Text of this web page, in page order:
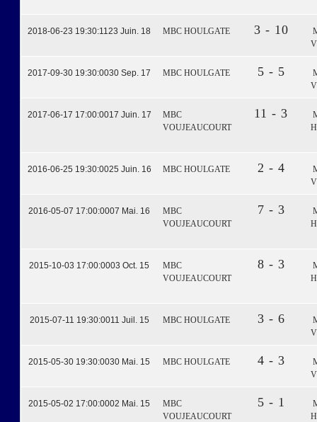
2018-06-23 19:30:11 23 Juin. 18 MBC HOULGATE 3 - 10
2017-09-30 19:30:0030 Sep. 17 MBC HOULGATE 5 - 5
2017-06-17 17:00:0017 Juin. 17
MBC
VOUJEAUCOURT
11 - 3
2016-06-25 19:30:0025 Juin. 16 MBC HOULGATE 2 - 4
2016-05-07 17:00:0007 Mai. 16
MBC
VOUJEAUCOURT
7 - 3
2015-10-03 17:00:0003 Oct. 15
MBC
VOUJEAUCOURT
8 - 3
2015-07-11 19:30:0011 Juil. 15 MBC HOULGATE 3 - 6
2015-05-30 19:30:0030 Mai. 15 MBC HOULGATE 4 - 3
2015-05-02 17:00:0002 Mai. 15
MBC
VOUJEAUCOURT
5 - 1